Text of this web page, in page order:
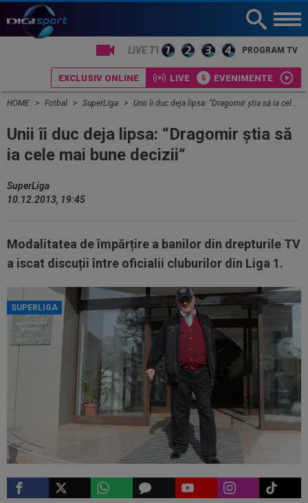
LIVE TV PROGRAM TV
EXCLUSIV ONLINE LIVE EVENIMENTE
HOME Fotbal SuperLiga Unii îi duc deja lipsa: “Dragomir ştia să ia cele mai bune decizii“
Unii îi duc deja lipsa: “Dragomir ştia să
ia cele mai bune decizii“
SuperLiga
10.12.2013, 19:45
Modalitatea de împărțire a banilor din drepturile TV
a iscat discuții între oficialii cluburilor din Liga 1.
SUPERLIGA